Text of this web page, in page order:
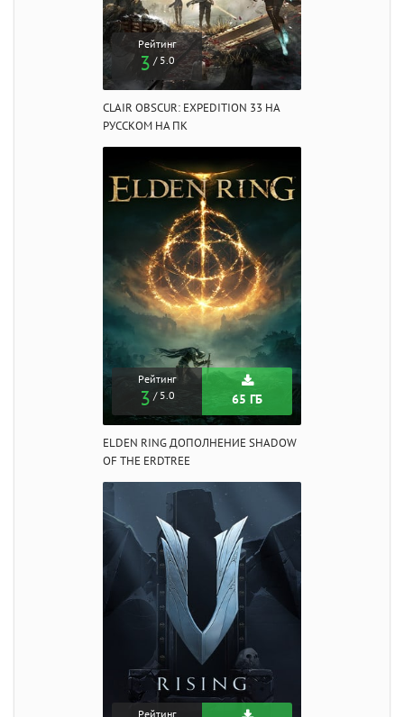
Рейтинг
3 / 5.0
CLAIR OBSCUR: EXPEDITION 33 НА
РУССКОМ НА ПК
Рейтинг
3 / 5.0 65 ГБ
ELDEN RING ДОПОЛНЕНИЕ SHADOW
OF THE ERDTREE